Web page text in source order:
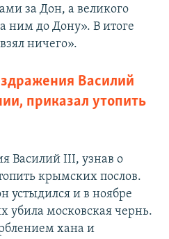
за Дон, а великого
ним до Дону». В итоге
ничего».
Василий
приказал утопить
Василий III, узнав о
крымских послов.
устыдился и в ноябре
убила московская чернь.
хана и